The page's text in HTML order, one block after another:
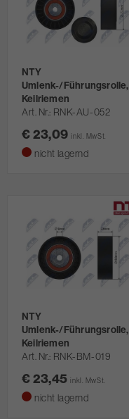
NTY
Umlenk-/Führungsrolle,
Keilriemen
Art. Nr. RNK-AU-052
€ 23,09inkl. MwSt.
nicht lagernd
NTY
Umlenk-/Führungsrolle,
Keilriemen
Art. Nr. RNK-BM-019
€ 23,45inkl. MwSt.
nicht lagernd